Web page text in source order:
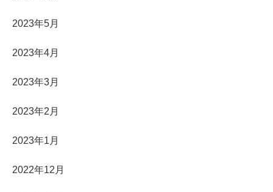
2023年5月
2023年4月
2023年3月
2023年2月
2023年1月
2022年12月